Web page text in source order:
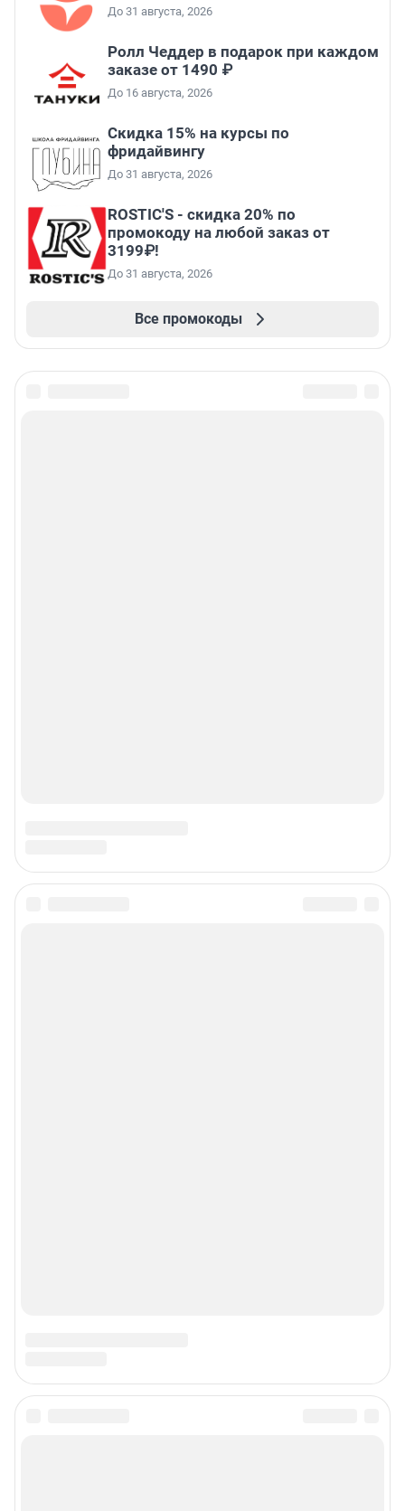
До 31 августа, 2026
Ролл Чеддер в подарок при каждом
заказе от 1490 ₽
До 16 августа, 2026
Скидка 15% на курсы по
фридайвингу
До 31 августа, 2026
ROSTIC'S - скидка 20% по
промокоду на любой заказ от
3199₽!
До 31 августа, 2026
Все промокоды